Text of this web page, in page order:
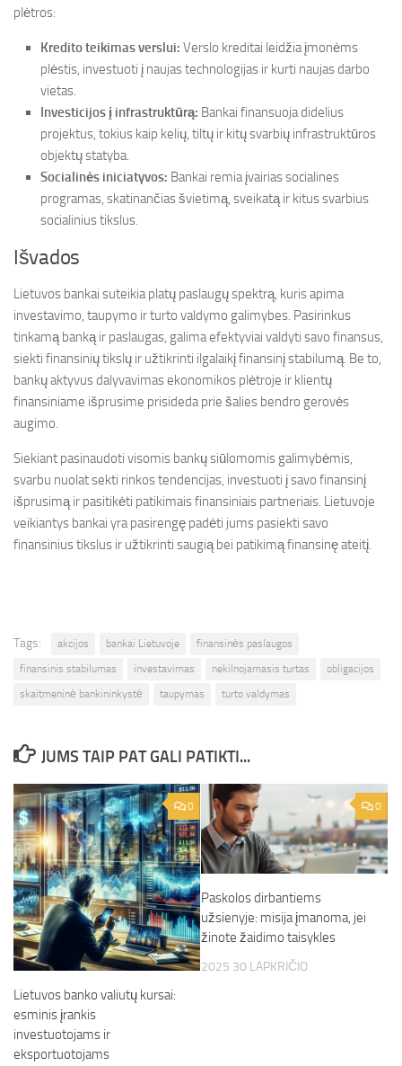
plėtros:
Kredito teikimas verslui: Verslo kreditai leidžia įmonėms
plėstis, investuoti į naujas technologijas ir kurti naujas darbo
vietas.
Investicijos į infrastruktūrą: Bankai finansuoja didelius
projektus, tokius kaip kelių, tiltų ir kitų svarbių infrastruktūros
objektų statyba.
Socialinės iniciatyvos: Bankai remia įvairias socialines
programas, skatinančias švietimą, sveikatą ir kitus svarbius
socialinius tikslus.
Išvados
Lietuvos bankai suteikia platų paslaugų spektrą, kuris apima
investavimo, taupymo ir turto valdymo galimybes. Pasirinkus
tinkamą banką ir paslaugas, galima efektyviai valdyti savo finansus,
siekti finansinių tikslų ir užtikrinti ilgalaikį finansinį stabilumą. Be to,
bankų aktyvus dalyvavimas ekonomikos plėtroje ir klientų
finansiniame išprusime prisideda prie šalies bendro gerovės
augimo.
Siekiant pasinaudoti visomis bankų siūlomomis galimybėmis,
svarbu nuolat sekti rinkos tendencijas, investuoti į savo finansinį
išprusimą ir pasitikėti patikimais finansiniais partneriais. Lietuvoje
veikiantys bankai yra pasirengę padėti jums pasiekti savo
finansinius tikslus ir užtikrinti saugią bei patikimą finansinę ateitį.
Tags: akcijos bankai Lietuvoje
finansinės paslaugos
finansinis stabilumas
investavimas nekilnojamasis turtas
obligacijos
skaitmeninė bankininkystė
taupymas turto valdymas
JUMS TAIP PAT GALI PATIKTI...
0
Lietuvos banko valiutų kursai:
esminis įrankis
investuotojams ir
eksportuotojams
0
Paskolos dirbantiems
užsienyje: misija įmanoma, jei
žinote žaidimo taisykles
2025 30 LAPKRIČIO